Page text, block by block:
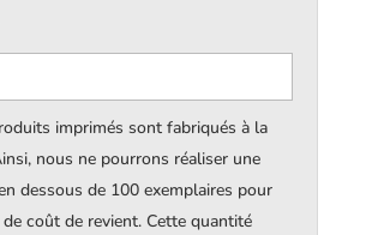
imprimés sont fabriqués à la
nous ne pourrons réaliser une
dessous de 100 exemplaires pour
coût de revient. Cette quantité